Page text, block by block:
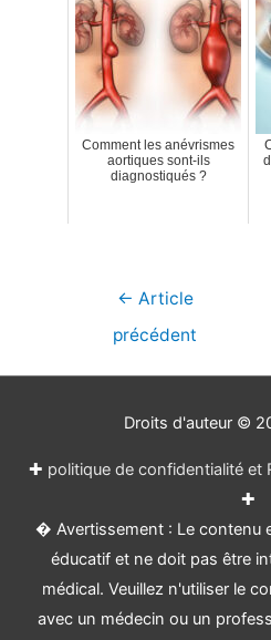
Comment les anévrismes
aortiques sont-ils
diagnostiqués ?
Navigation
← Article
précédent
Droits d'auteur ©
✚ politique de confidentialité et
✚
� Avertissement : Le contenu
éducatif et ne doit pas être
médical. Veuillez n'utiliser le
avec un médecin ou un